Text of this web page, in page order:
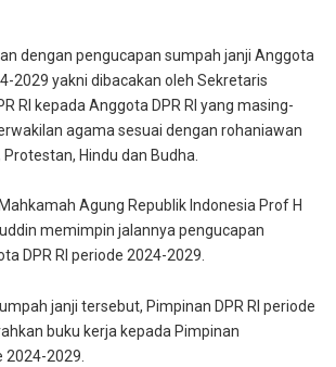
dengan pengucapan sumpah janji Anggota
2029 yakni dibacakan oleh Sekretaris
RI kepada Anggota DPR RI yang masing-
agama sesuai dengan rohaniawan
Hindu dan Budha.
Agung Republik Indonesia Prof H
memimpin jalannya pengucapan
DPR RI periode 2024-2029.
janji tersebut, Pimpinan DPR RI periode
buku kerja kepada Pimpinan
2029.